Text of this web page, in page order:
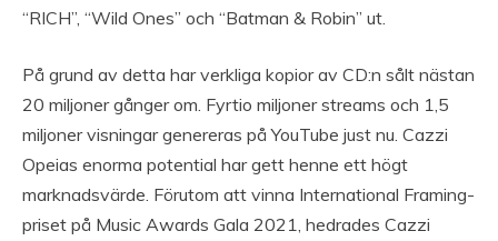
“RICH”, “Wild Ones” och “Batman & Robin” ut.
På grund av detta har verkliga kopior av CD:n sålt nästan
20 miljoner gånger om. Fyrtio miljoner streams och 1,5
miljoner visningar genereras på YouTube just nu. Cazzi
Opeias enorma potential har gett henne ett högt
marknadsvärde. Förutom att vinna International Framing-
priset på Music Awards Gala 2021, hedrades Cazzi